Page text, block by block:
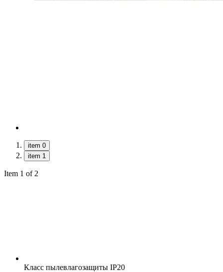
item 0
item 1
Item 1 of 2
Класс пылевлагозащиты IP20